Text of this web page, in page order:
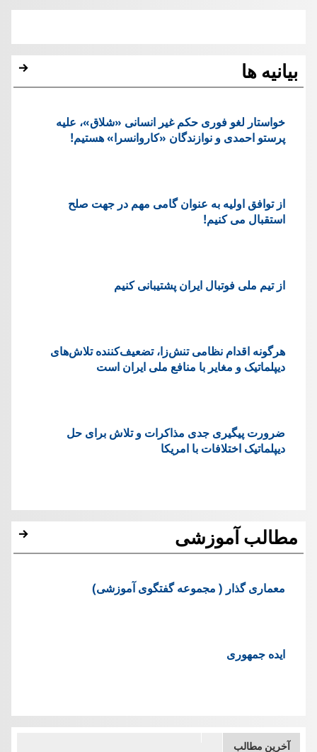
بیانیه ها
خواستار لغو فوری حکم غیر انسانی «شلاق»، علیه
پرستو احمدی و نوازندگان «کاروانسرا» هستیم!
از توافق اولیه به عنوان گامی مهم در جهت صلح
استقبال می کنیم!
از تیم ملی فوتبال ایران پشتیبانی کنیم
هرگونه اقدام نظامی تنش‌زا، تضعیف‌کننده تلاش‌های
دیپلماتیک و مغایر با منافع ملی ایران است
ضرورت پیگیری جدی مذاکرات و تلاش برای حل
دیپلماتیک اختلافات با امریکا
مطالب آموزشی
معماری گذار ( مجموعه گفتگوی آموزشی)
ایده جمهوری
آخرین مطالب